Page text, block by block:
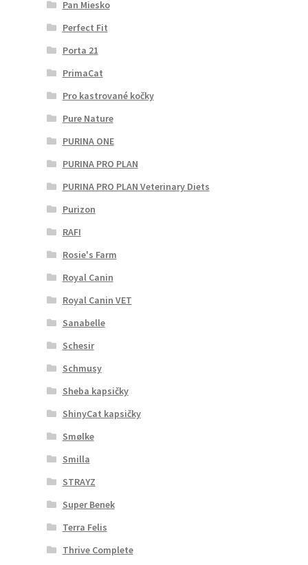
Pan Miesko
Perfect Fit
Porta 21
PrimaCat
Pro kastrované kočky
Pure Nature
PURINA ONE
PURINA PRO PLAN
PURINA PRO PLAN Veterinary Diets
Purizon
RAFI
Rosie's Farm
Royal Canin
Royal Canin VET
Sanabelle
Schesir
Schmusy
Sheba kapsičky
ShinyCat kapsičky
Smølke
Smilla
STRAYZ
Super Benek
Terra Felis
Thrive Complete